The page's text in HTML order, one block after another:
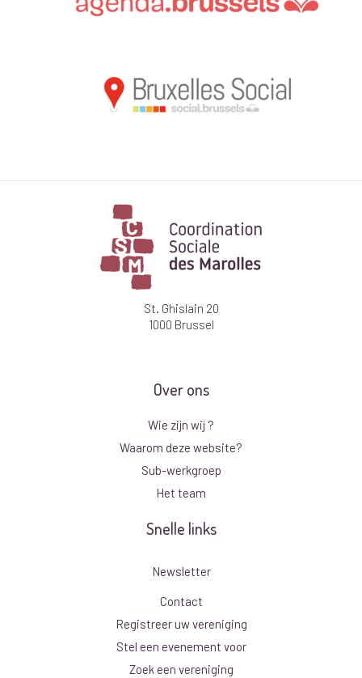
St. Ghislain 20
1000 Brussel
Over ons
Wie zijn wij ?
Waarom deze website?
Sub-werkgroep
Het team
Snelle links
Newsletter
Contact
Registreer uw vereniging
Stel een evenement voor
Zoek een vereniging